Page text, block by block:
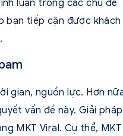
luận trong các chủ đề
bạn tiếp cận được khách
gian, nguồn lực. Hơn
vấn đề này. Giải pháp
MKT Viral. Cụ thể, MKT